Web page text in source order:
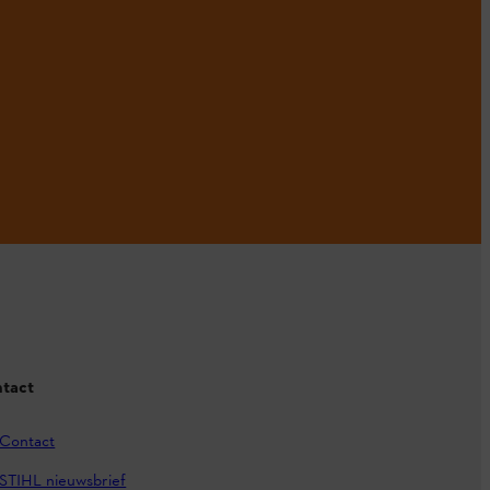
Contact
STIHL nieuwsbrief